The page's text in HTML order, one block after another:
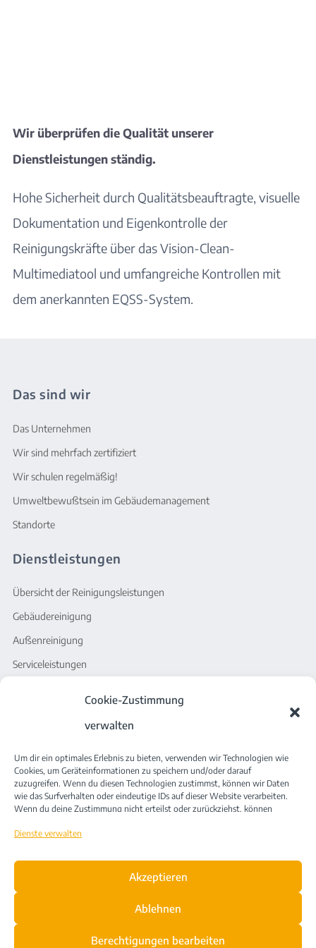
Cookie-Zustimmung
verwalten
Um dir ein optimales Erlebnis zu bieten, verwenden wir Technologien wie
Cookies, um Geräteinformationen zu speichern und/oder darauf
zuzugreifen. Wenn du diesen Technologien zustimmst, können wir Daten
wie das Surfverhalten oder eindeutige IDs auf dieser Website verarbeiten.
Wenn du deine Zustimmung nicht erteilst oder zurückziehst, können
Dienste verwalten
Akzeptieren
Ablehnen
Berechtigungen bearbeiten
Wir überprüfen die Qualität unserer
Dienstleistungenständig.
Hohe Sicherheit durch Qualitätsbeauftragte, visuelle
Dokumentation und Eigenkontrolle der
Reinigungskräfte über das Vision-Clean-
Multimediatool und umfangreiche Kontrollen mit
dem anerkannten EQSS-System.
Das sind wir
Das Unternehmen
Wir sind mehrfach zertifiziert
Wir schulen regelmäßig!
Umweltbewußtsein im Gebäudemanagement
Standorte
Dienstleistungen
Übersicht der Reinigungsleistungen
Gebäudereinigung
Außenreinigung
Serviceleistungen
JacobiSmartCleanConcept
News
Kontakt
Impressum
EU Cookie Richtline